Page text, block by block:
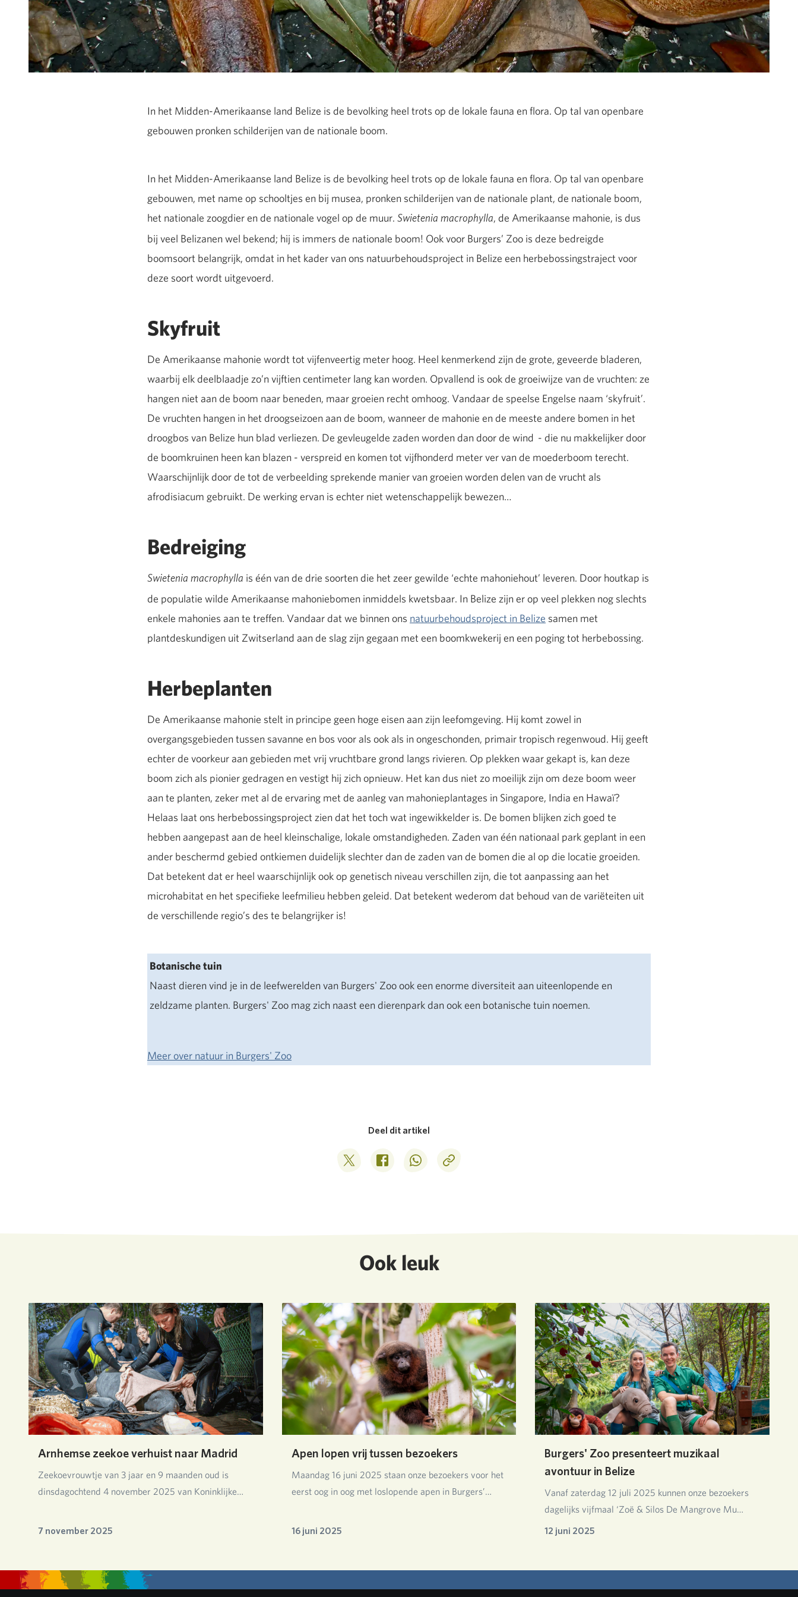
In het Midden-Amerikaanse land Belize is de bevolking heel trots op de lokale fauna en flora. Op tal van openbare
gebouwen pronken schilderijen van de nationale boom.
In het Midden-Amerikaanse land Belize is de bevolking heel trots op de lokale fauna en flora. Op tal van openbare
gebouwen, met name op schooltjes en bij musea, pronken schilderijen van de nationale plant, de nationale boom,
het nationale zoogdier en de nationale vogel op de muur. Swietenia macrophylla, de Amerikaanse mahonie, is dus
bij veel Belizanen wel bekend; hij is immers de nationale boom! Ook voor Burgers’ Zoo is deze bedreigde
boomsoort belangrijk, omdat in het kader van ons natuurbehoudsproject in Belize een herbebossingstraject voor
deze soort wordt uitgevoerd.
Skyfruit
De Amerikaanse mahonie wordt tot vijfenveertig meter hoog. Heel kenmerkend zijn de grote, geveerde bladeren,
waarbij elk deelblaadje zo’n vijftien centimeter lang kan worden. Opvallend is ook de groeiwijze van de vruchten: ze
hangen niet aan de boom naar beneden, maar groeien recht omhoog. Vandaar de speelse Engelse naam ‘skyfruit’.
De vruchten hangen in het droogseizoen aan de boom, wanneer de mahonie en de meeste andere bomen in het
droogbos van Belize hun blad verliezen. De gevleugelde zaden worden dan door de wind - die nu makkelijker door
de boomkruinen heen kan blazen - verspreid en komen tot vijfhonderd meter ver van de moederboom terecht.
Waarschijnlijk door de tot de verbeelding sprekende manier van groeien worden delen van de vrucht als
afrodisiacum gebruikt. De werking ervan is echter niet wetenschappelijk bewezen…
Bedreiging
Swietenia macrophylla is één van de drie soorten die het zeer gewilde ‘echte mahoniehout’ leveren. Door houtkap is
de populatie wilde Amerikaanse mahoniebomen inmiddels kwetsbaar. In Belize zijn er op veel plekken nog slechts
enkele mahonies aan te treffen. Vandaar dat we binnen ons natuurbehoudsproject in Belize samen met
plantdeskundigen uit Zwitserland aan de slag zijn gegaan met een boomkwekerij en een poging tot herbebossing.
Herbeplanten
De Amerikaanse mahonie stelt in principe geen hoge eisen aan zijn leefomgeving. Hij komt zowel in
overgangsgebieden tussen savanne en bos voor als ook als in ongeschonden, primair tropisch regenwoud. Hij geeft
echter de voorkeur aan gebieden met vrij vruchtbare grond langs rivieren. Op plekken waar gekapt is, kan deze
boom zich als pionier gedragen en vestigt hij zich opnieuw. Het kan dus niet zo moeilijk zijn om deze boom weer
aan te planten, zeker met al de ervaring met de aanleg van mahonieplantages in Singapore, India en Hawaï?
Helaas laat ons herbebossingsproject zien dat het toch wat ingewikkelder is. De bomen blijken zich goed te
hebben aangepast aan de heel kleinschalige, lokale omstandigheden. Zaden van één nationaal park geplant in een
ander beschermd gebied ontkiemen duidelijk slechter dan de zaden van de bomen die al op die locatie groeiden.
Dat betekent dat er heel waarschijnlijk ook op genetisch niveau verschillen zijn, die tot aanpassing aan het
microhabitat en het specifieke leefmilieu hebben geleid. Dat betekent wederom dat behoud van de variëteiten uit
de verschillende regio’s des te belangrijker is!
Botanische tuin
Naast dieren vind je in de leefwerelden van Burgers' Zoo ook een enorme diversiteit aan uiteenlopende en
zeldzame planten. Burgers' Zoo mag zich naast een dierenpark dan ook een botanische tuin noemen.
Meer over natuur in Burgers' Zoo
Deel dit artikel
Deel op TwitterDeel op Facebook
Deel op WhatsApp
Kopieer link
Ook leuk
Arnhemse zeekoe verhuist naar Madrid
Zeekoevrouwtje van 3 jaar en 9 maanden oud is
dinsdagochtend 4 november 2025 van Koninklijke
7 november 2025
Apen lopen vrij tussen bezoekers
Maandag 16 juni 2025 staan onze bezoekers voor het
eerst oog in oog met loslopende apen in Burgers’…
16 juni 2025
Burgers' Zoo presenteert muzikaal
avontuur in Belize
Vanaf zaterdag 12 juli 2025 kunnen onze bezoekers
dagelijks vijfmaal ‘Zoë & Silos De Mangrove Mu…
12 juni 2025